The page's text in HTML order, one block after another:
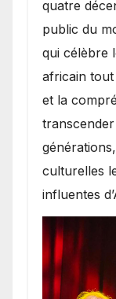
quatre
public du
qui célèbre
africain tout
et la
culturelles
influentes